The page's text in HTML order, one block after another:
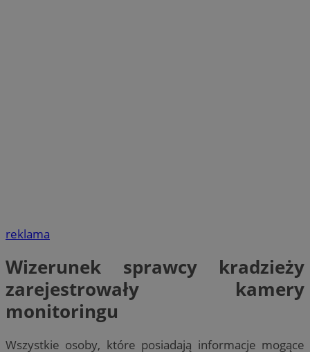
reklama
Wizerunek sprawcy kradzieży
zarejestrowały kamery
monitoringu
Wszystkie osoby, które posiadają informacje mogące